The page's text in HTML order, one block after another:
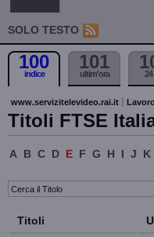
SOLO TESTO
100
indice
101
ultim'ora 24
www.servizitelevideo.rai.it
Titoli FTSE
A B C D E F G H I J K
Titoli